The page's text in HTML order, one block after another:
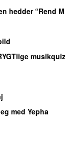
hedder “Rend
med Yepha